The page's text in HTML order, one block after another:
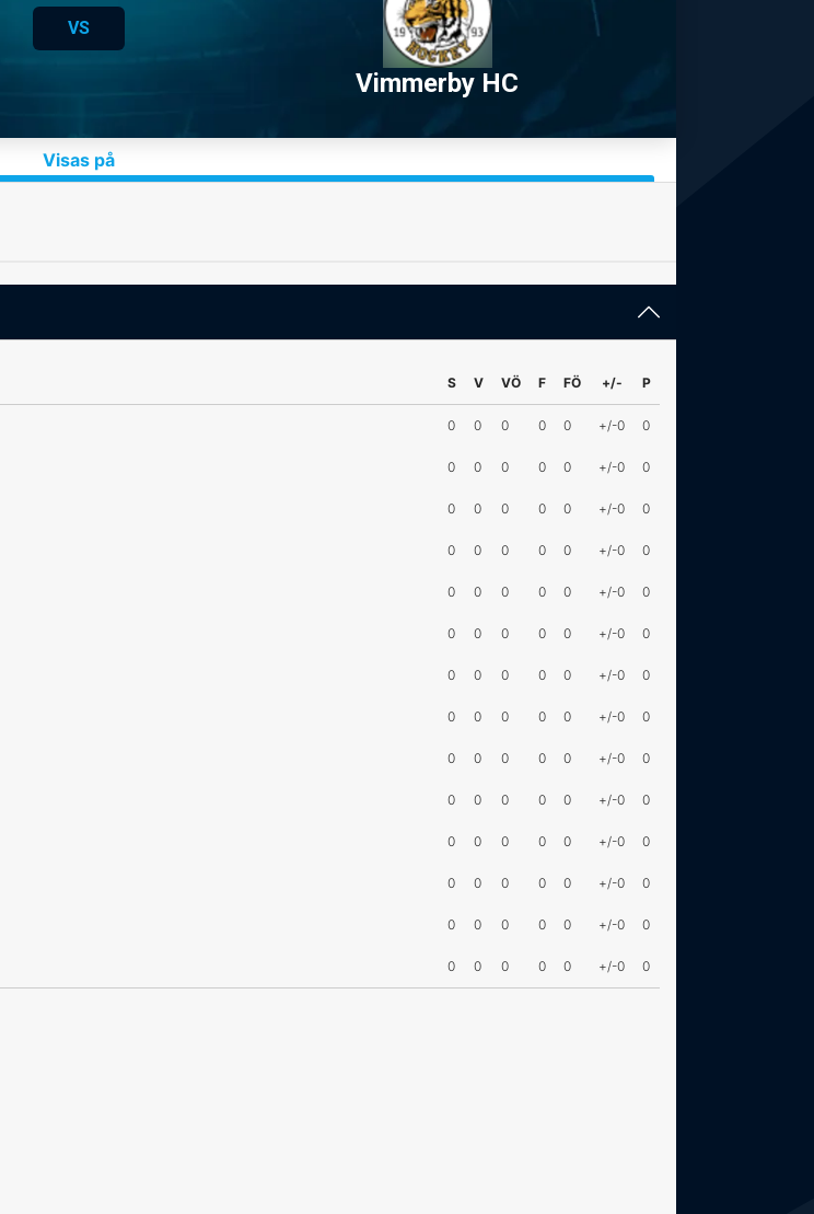
VS
Vimmerby HC
Visas på
S V VÖ F FÖ +/- P
0 0 0 0 0 +/-0 0
0 0 0 0 0 +/-0 0
0 0 0 0 0 +/-0 0
0 0 0 0 0 +/-0 0
0 0 0 0 0 +/-0 0
0 0 0 0 0 +/-0 0
0 0 0 0 0 +/-0 0
0 0 0 0 0 +/-0 0
0 0 0 0 0 +/-0 0
0 0 0 0 0 +/-0 0
0 0 0 0 0 +/-0 0
0 0 0 0 0 +/-0 0
0 0 0 0 0 +/-0 0
0 0 0 0 0 +/-0 0